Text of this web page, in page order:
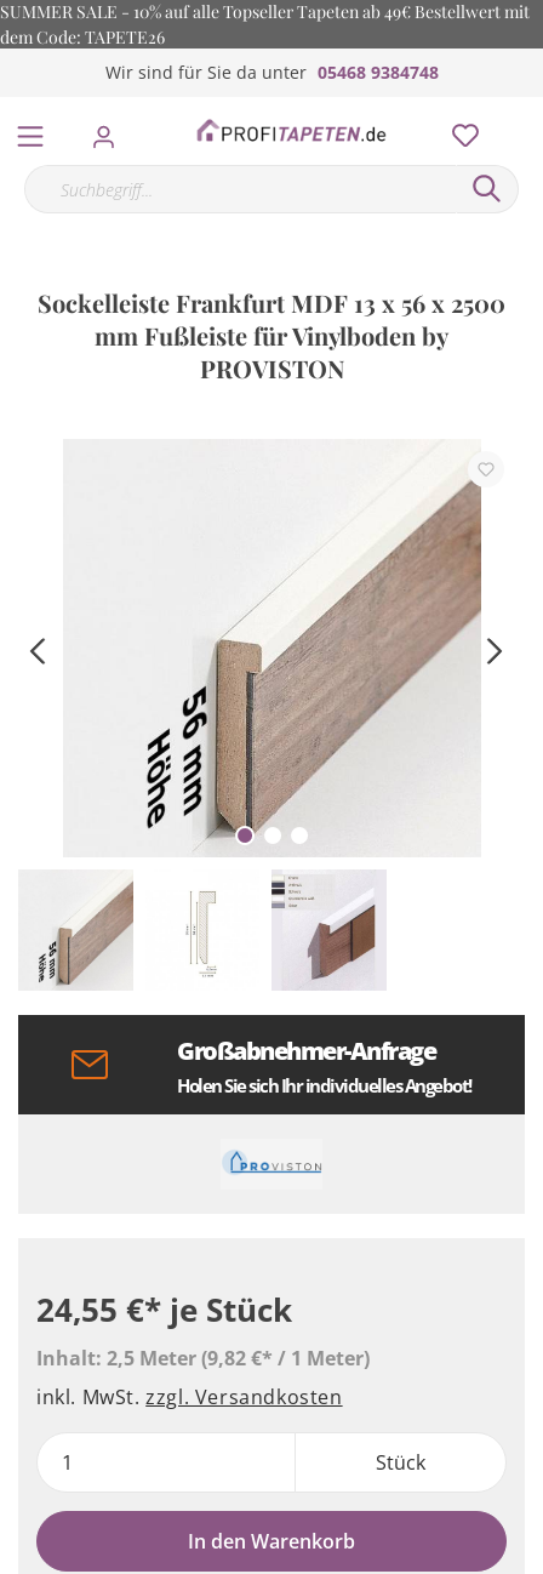
SUMMER SALE - 10% auf alle Topseller Tapeten ab 49€ Bestellwert mit
dem Code: TAPETE26
Wir sind für Sie da unter 05468 9384748
Sockelleiste Frankfurt MDF 13 x 56 x 2500
mm Fußleiste für Vinylboden by
PROVISTON
Großabnehmer-Anfrage
Holen Sie sich Ihr individuelles Angebot!
24,55 €* je Stück
Inhalt: 2,5 Meter(9,82 €* / 1 Meter)
inkl. MwSt.zzgl. Versandkosten
Stück
In den Warenkorb